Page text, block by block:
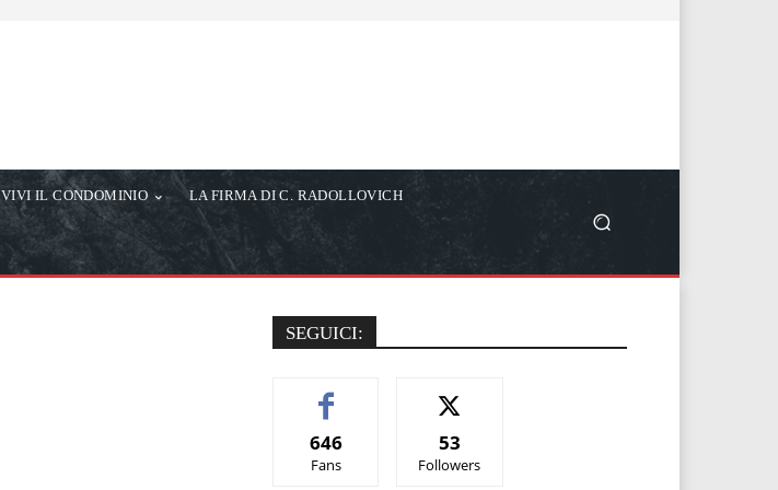
VIVI IL CONDOMINIO LA FIRMA DI C. RADOLLOVICH
SEGUICI:
646
Fans
53
Followers